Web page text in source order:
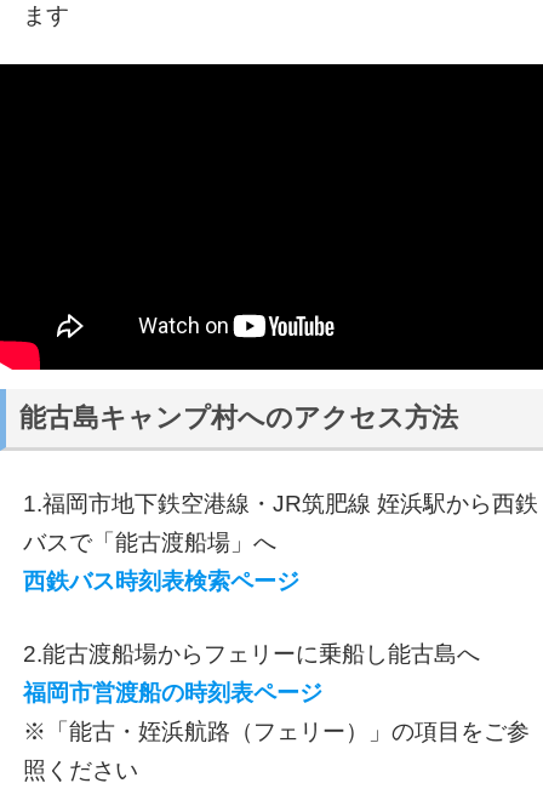
ます
能古島キャンプ村へのアクセス方法
1.福岡市地下鉄空港線・JR筑肥線 姪浜駅から西鉄
バスで「能古渡船場」へ
西鉄バス時刻表検索ページ
2.能古渡船場からフェリーに乗船し能古島へ
福岡市営渡船の時刻表ページ
※「能古・姪浜航路（フェリー）」の項目をご参
照ください